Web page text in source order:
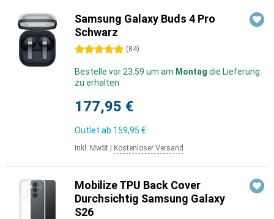
Samsung Galaxy Buds 4 Pro
Schwarz
5 Sterne (84)
Bestelle vor 23:59 um am Montag die Lieferung
zu erhalten
177,95 €
Outlet ab 159,95 €
Inkl. MwSt Kostenloser Versand
Mobilize TPU Back Cover
Durchsichtig Samsung Galaxy
S26